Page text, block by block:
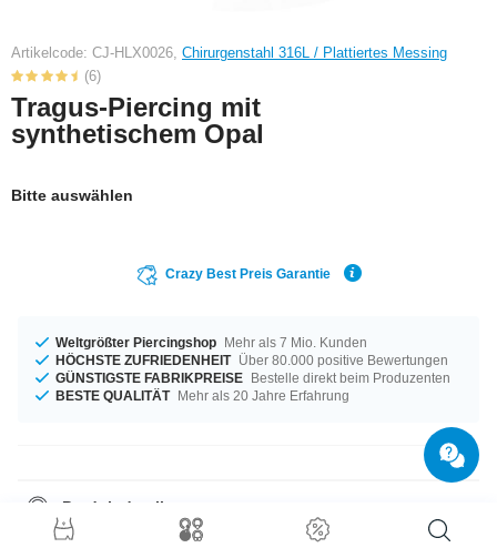
Artikelcode: CJ-HLX0026, Chirurgenstahl 316L / Plattiertes Messing
(6)
Tragus-Piercing mit
synthetischem Opal
Bitte auswählen
Crazy Best Preis Garantie
Weltgrößter Piercingshop Mehr als 7 Mio. Kunden
HÖCHSTE ZUFRIEDENHEIT Über 80.000 positive Bewertungen
GÜNSTIGSTE FABRIKPREISE Bestelle direkt beim Produzenten
BESTE QUALITÄT Mehr als 20 Jahre Erfahrung
Produktdetails
Ein Produkt für alle Gelegenheiten - erhältlich in der Materialstärke von